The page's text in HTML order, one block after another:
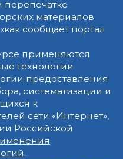
материалов
сообщает портал
применяются
технологии
предоставления
систематизации и
к
сети «Интернет»,
Российской
.